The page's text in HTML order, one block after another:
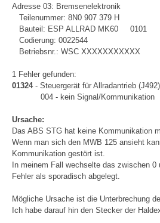
Adresse 03: Bremsenelektronik
Teilenummer: 8N0 907 379 H
Bauteil: ESP ALLRAD MK60 0101
Codierung: 0022544
Betriebsnr.: WSC XXXXXXXXXXX
1 Fehler gefunden:
01324- Steuergerät für Allradantrieb (J492)
004 - kein Signal/Kommunikation
Ursache:
Das ABS STG hat keine Kommunikation
Wenn man sich den MWB 125 ansieht
Kommunikation gestört ist.
In meinem Fall wechselte das zwischen 0
Fehler als sporadisch abgelegt.
Mögliche Ursache ist die Unterbrechung
Ich habe darauf hin den Stecker der